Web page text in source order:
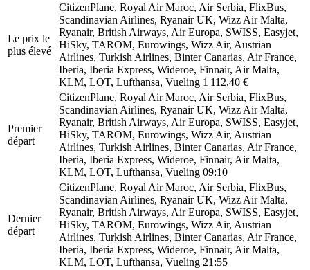
Le prix le
plus élevé
CitizenPlane, Royal Air Maroc, Air Serbia, FlixBus,
Scandinavian Airlines, Ryanair UK, Wizz Air Malta,
Ryanair, British Airways, Air Europa, SWISS, Easyjet,
HiSky, TAROM, Eurowings, Wizz Air, Austrian
Airlines, Turkish Airlines, Binter Canarias, Air France,
Iberia, Iberia Express, Wideroe, Finnair, Air Malta,
KLM, LOT, Lufthansa, Vueling 1 112,40 €
Premier
départ
CitizenPlane, Royal Air Maroc, Air Serbia, FlixBus,
Scandinavian Airlines, Ryanair UK, Wizz Air Malta,
Ryanair, British Airways, Air Europa, SWISS, Easyjet,
HiSky, TAROM, Eurowings, Wizz Air, Austrian
Airlines, Turkish Airlines, Binter Canarias, Air France,
Iberia, Iberia Express, Wideroe, Finnair, Air Malta,
KLM, LOT, Lufthansa, Vueling 09:10
Dernier
départ
CitizenPlane, Royal Air Maroc, Air Serbia, FlixBus,
Scandinavian Airlines, Ryanair UK, Wizz Air Malta,
Ryanair, British Airways, Air Europa, SWISS, Easyjet,
HiSky, TAROM, Eurowings, Wizz Air, Austrian
Airlines, Turkish Airlines, Binter Canarias, Air France,
Iberia, Iberia Express, Wideroe, Finnair, Air Malta,
KLM, LOT, Lufthansa, Vueling 21:55